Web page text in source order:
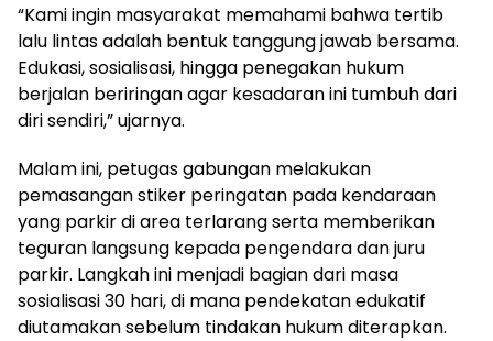
“Kami ingin masyarakat memahami bahwa tertib
lalu lintas adalah bentuk tanggung jawab bersama.
Edukasi, sosialisasi, hingga penegakan hukum
berjalan beriringan agar kesadaran ini tumbuh dari
diri sendiri,” ujarnya.
Malam ini, petugas gabungan melakukan
pemasangan stiker peringatan pada kendaraan
yang parkir di area terlarang serta memberikan
teguran langsung kepada pengendara dan juru
parkir. Langkah ini menjadi bagian dari masa
sosialisasi 30 hari, di mana pendekatan edukatif
diutamakan sebelum tindakan hukum diterapkan.